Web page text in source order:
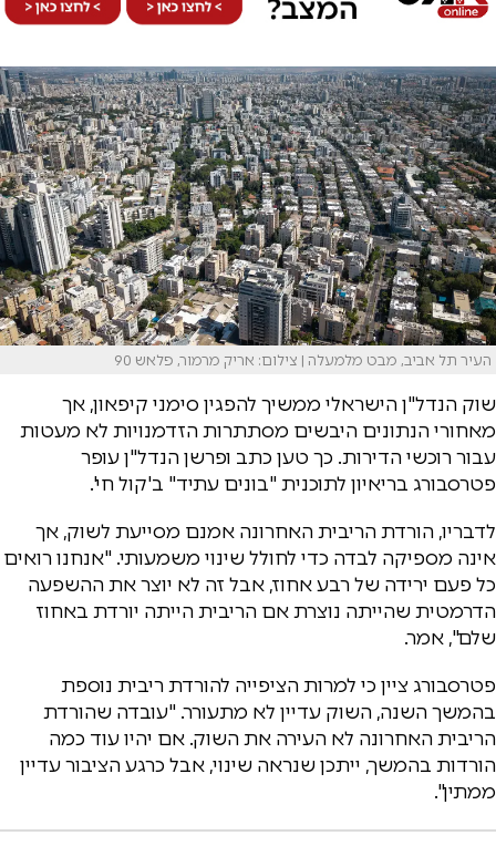
העיר תל אביב, מבט מלמעלה | צילום: אריק מרמור, פלאש 90
שוק הנדל"ן הישראלי ממשיך להפגין סימני קיפאון, אך
מאחורי הנתונים היבשים מסתתרות הזדמנויות לא מעטות
עבור רוכשי הדירות. כך טען כתב ופרשן הנדל"ן עופר
פטרסבורג בריאיון לתוכנית "בונים עתיד" ב'קול חי'.
לדבריו, הורדת הריבית האחרונה אמנם מסייעת לשוק, אך
אינה מספיקה לבדה כדי לחולל שינוי משמעותי. "אנחנו רואים
כל פעם ירידה של רבע אחוז, אבל זה לא יוצר את ההשפעה
הדרמטית שהייתה נוצרת אם הריבית הייתה יורדת באחוז
שלם", אמר.
פטרסבורג ציין כי למרות הציפייה להורדת ריבית נוספת
בהמשך השנה, השוק עדיין לא מתעורר. "עובדה שהורדת
הריבית האחרונה לא העירה את השוק. אם יהיו עוד כמה
הורדות בהמשך, ייתכן שנראה שינוי, אבל כרגע הציבור עדיין
ממתין".